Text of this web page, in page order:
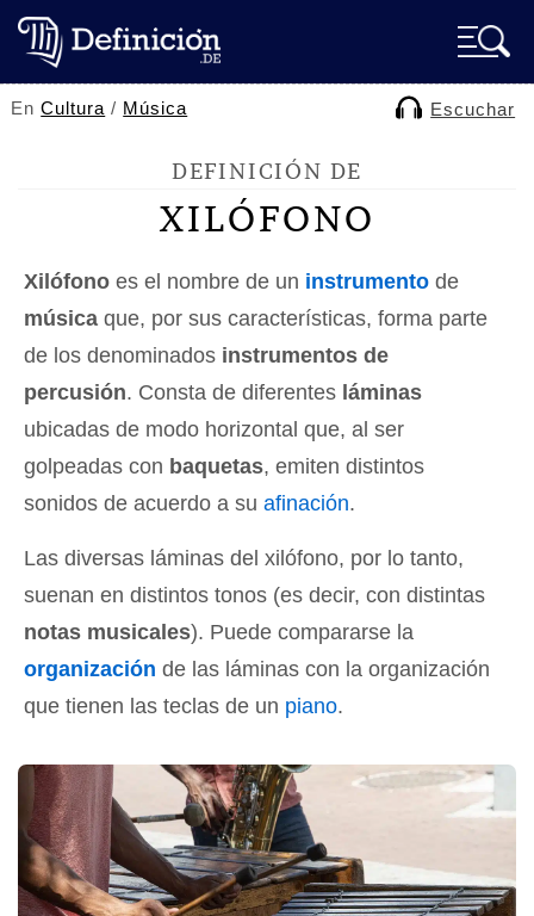
EnCultura / Música Escuchar
DEFINICIÓN DE
XILÓFONO
Xilófono es el nombre de un instrumento de
música que, por sus características, forma parte
de los denominados instrumentos de
percusión. Consta de diferentes láminas
ubicadas de modo horizontal que, al ser
golpeadas con baquetas, emiten distintos
sonidos de acuerdo a su afinación.
Las diversas láminas del xilófono, por lo tanto,
suenan en distintos tonos (es decir, con distintas
notas musicales). Puede compararse la
organización de las láminas con la organización
que tienen las teclas de un piano.